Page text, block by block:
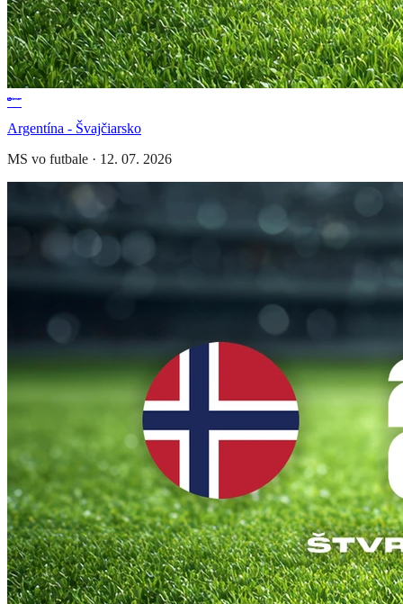
Argentína - Švajčiarsko
MS vo futbale · 12. 07. 2026